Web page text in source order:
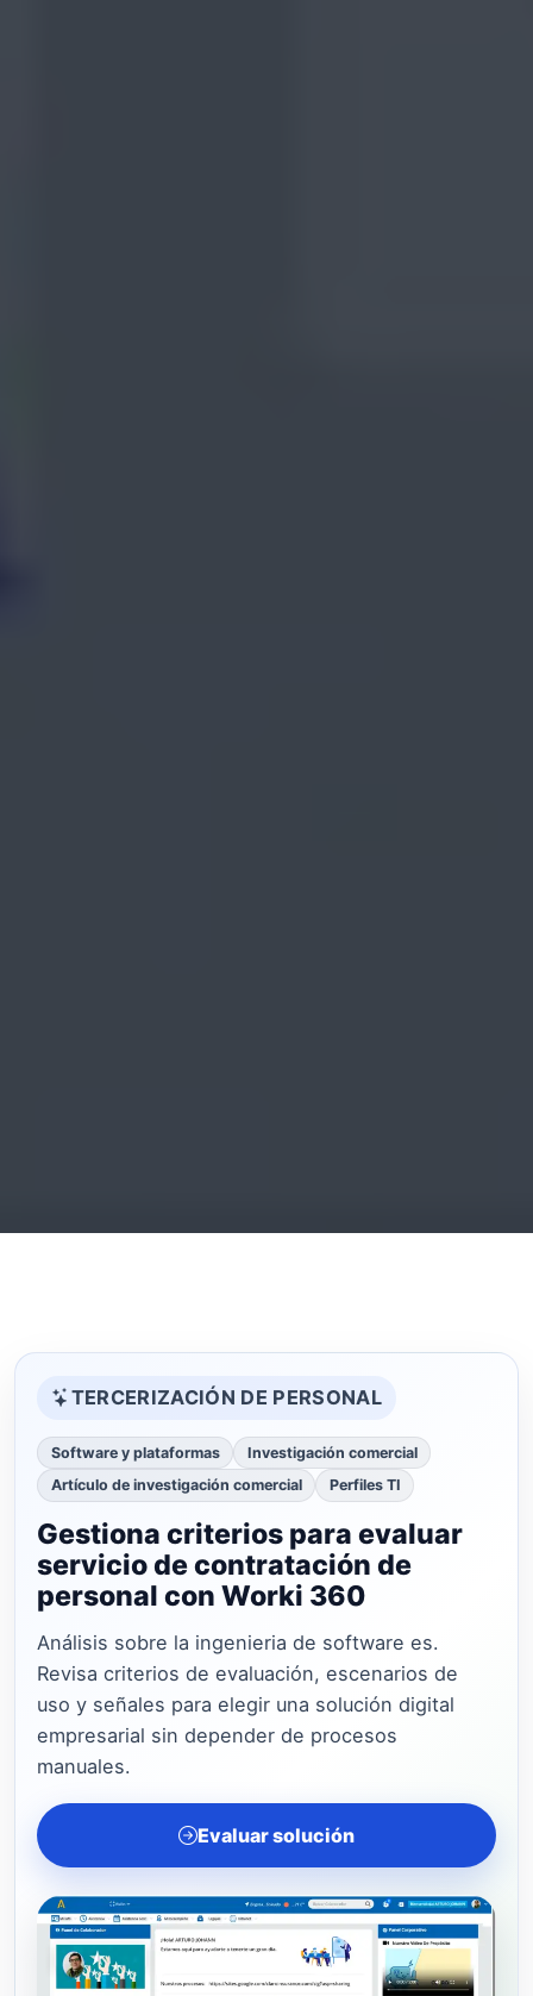
TERCERIZACIÓN DE PERSONAL
Software y plataformas
Investigación comercial
Artículo de investigación comercial
Perfiles TI
Gestiona criterios para evaluar
servicio de contratación de
personal con Worki 360
Análisis sobre la ingenieria de software es.
Revisa criterios de evaluación, escenarios de
uso y señales para elegir una solución digital
empresarial sin depender de procesos
manuales.
Evaluar solución